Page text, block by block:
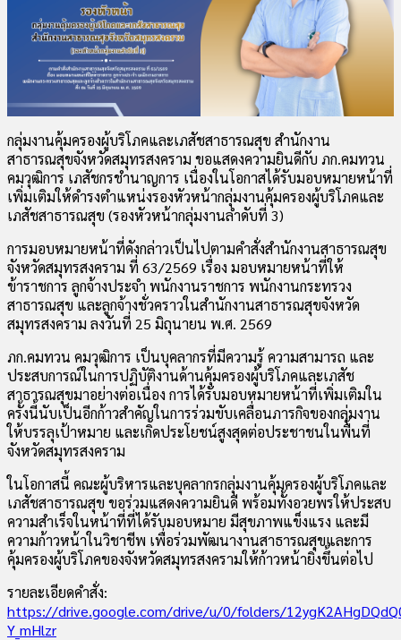
กลุ่มงานคุ้มครองผู้บริโภคและเภสัชสาธารณสุข สำนักงาน
สาธารณสุขจังหวัดสมุทรสงคราม ขอแสดงความยินดีกับ ภก.คมทวน
คมวุฒิการ เภสัชกรชำนาญการ เนื่องในโอกาสได้รับมอบหมายหน้าที่
เพิ่มเติมให้ดำรงตำแหน่งรองหัวหน้ากลุ่มงานคุ้มครองผู้บริโภคและ
เภสัชสาธารณสุข (รองหัวหน้ากลุ่มงานลำดับที่ 3)
การมอบหมายหน้าที่ดังกล่าวเป็นไปตามคำสั่งสำนักงานสาธารณสุข
จังหวัดสมุทรสงคราม ที่ 63/2569 เรื่อง มอบหมายหน้าที่ให้
ข้าราชการ ลูกจ้างประจำ พนักงานราชการ พนักงานกระทรวง
สาธารณสุข และลูกจ้างชั่วคราวในสำนักงานสาธารณสุขจังหวัด
สมุทรสงคราม ลงวันที่ 25 มิถุนายน พ.ศ. 2569
ภก.คมทวน คมวุฒิการ เป็นบุคลากรที่มีความรู้ ความสามารถ และ
ประสบการณ์ในการปฏิบัติงานด้านคุ้มครองผู้บริโภคและเภสัช
สาธารณสุขมาอย่างต่อเนื่อง การได้รับมอบหมายหน้าที่เพิ่มเติมใน
ครั้งนี้นับเป็นอีกก้าวสำคัญในการร่วมขับเคลื่อนภารกิจของกลุ่มงาน
ให้บรรลุเป้าหมาย และเกิดประโยชน์สูงสุดต่อประชาชนในพื้นที่
จังหวัดสมุทรสงคราม
ในโอกาสนี้ คณะผู้บริหารและบุคลากรกลุ่มงานคุ้มครองผู้บริโภคและ
เภสัชสาธารณสุข ขอร่วมแสดงความยินดี พร้อมทั้งอวยพรให้ประสบ
ความสำเร็จในหน้าที่ที่ได้รับมอบหมาย มีสุขภาพแข็งแรง และมี
ความก้าวหน้าในวิชาชีพ เพื่อร่วมพัฒนางานสาธารณสุขและการ
คุ้มครองผู้บริโภคของจังหวัดสมุทรสงครามให้ก้าวหน้ายิ่งขึ้นต่อไป
รายละเอียดคำสั่ง:
https://drive.google.com/drive/u/0/folders/
Y_mHlzr